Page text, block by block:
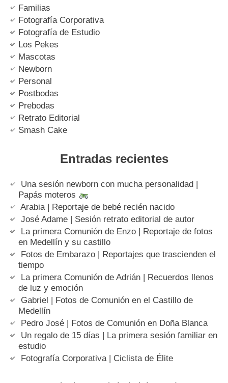
Familias
Fotografía Corporativa
Fotografía de Estudio
Los Pekes
Mascotas
Newborn
Personal
Postbodas
Prebodas
Retrato Editorial
Smash Cake
Entradas recientes
Una sesión newborn con mucha personalidad |
Papás moteros
Arabia | Reportaje de bebé recién nacido
José Adame | Sesión retrato editorial de autor
La primera Comunión de Enzo | Reportaje de fotos
en Medellín y su castillo
Fotos de Embarazo | Reportajes que trascienden el
tiempo
La primera Comunión de Adrián | Recuerdos llenos
de luz y emoción
Gabriel | Fotos de Comunión en el Castillo de
Medellín
Pedro José | Fotos de Comunión en Doña Blanca
Un regalo de 15 días | La primera sesión familiar en
estudio
Fotografía Corporativa | Ciclista de Élite